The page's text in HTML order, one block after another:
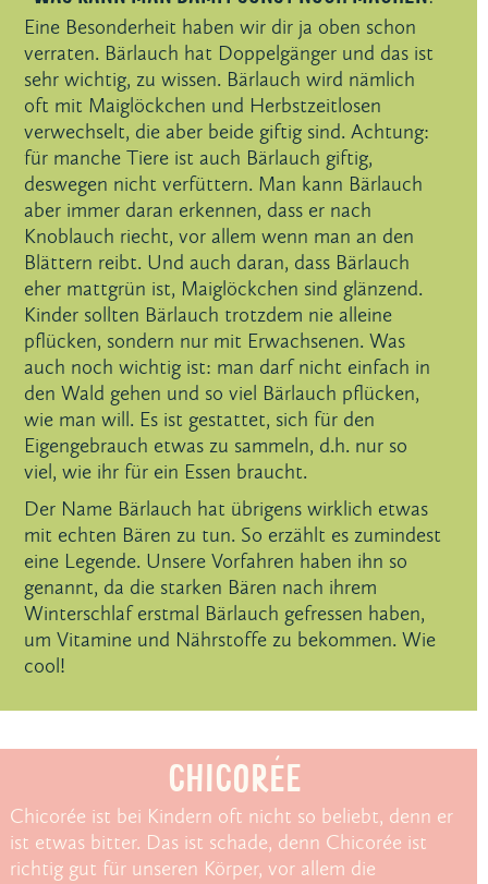
Eine Besonderheit haben wir dir ja oben schon
verraten. Bärlauch hat Doppelgänger und das ist
sehr wichtig, zu wissen. Bärlauch wird nämlich
oft mit Maiglöckchen und Herbstzeitlosen
verwechselt, die aber beide giftig sind. Achtung:
für manche Tiere ist auch Bärlauch giftig,
deswegen nicht verfüttern. Man kann Bärlauch
aber immer daran erkennen, dass er nach
Knoblauch riecht, vor allem wenn man an den
Blättern reibt. Und auch daran, dass Bärlauch
eher mattgrün ist, Maiglöckchen sind glänzend.
Kinder sollten Bärlauch trotzdem nie alleine
pflücken, sondern nur mit Erwachsenen. Was
auch noch wichtig ist: man darf nicht einfach in
den Wald gehen und so viel Bärlauch pflücken,
wie man will. Es ist gestattet, sich für den
Eigengebrauch etwas zu sammeln, d.h. nur so
viel, wie ihr für ein Essen braucht.
Der Name Bärlauch hat übrigens wirklich etwas
mit echten Bären zu tun. So erzählt es zumindest
eine Legende. Unsere Vorfahren haben ihn so
genannt, da die starken Bären nach ihrem
Winterschlaf erstmal Bärlauch gefressen haben,
um Vitamine und Nährstoffe zu bekommen. Wie
cool!
CHICORÉE
Chicorée ist bei Kindern oft nicht so beliebt, denn er
ist etwas bitter. Das ist schade, denn Chicorée ist
richtig gut für unseren Körper, vor allem die